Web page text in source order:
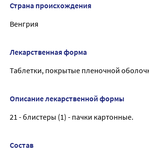
Страна происхождения
Венгрия
Лекарственная форма
Таблетки, покрытые пленочной
Описание лекарственной формы
21 - блистеры (1) - пачки картонные.
Состав